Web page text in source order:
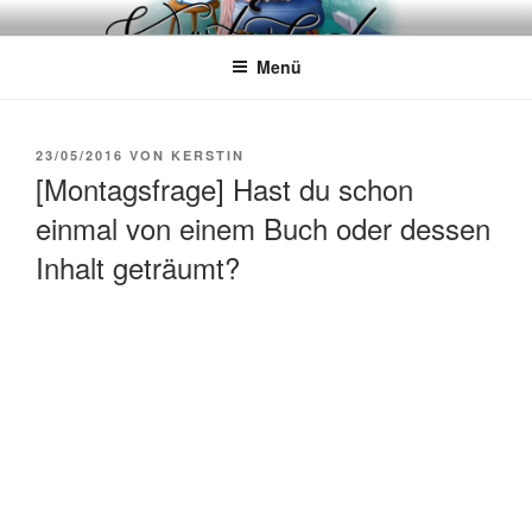
Zum
InhaltWÖRTERKATZE
Von Büchern erzählen
Menü
VERÖFFENTLICHT
23/05/2016 VON KERSTIN
[Montagsfrage] Hast du schon
einmal von einem Buch oder dessen
Inhalt geträumt?